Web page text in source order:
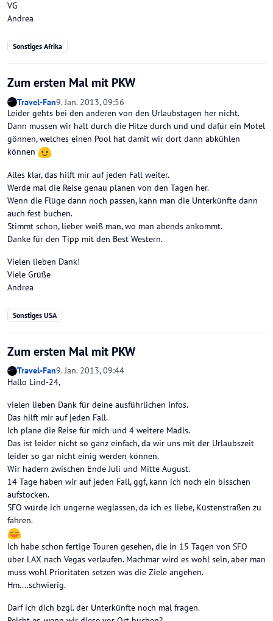
VG
Andrea
Sonstiges Afrika
Zum ersten Mal mit PKW
Travel-Fan9. Jan. 2013, 09:56
Leider gehts bei den anderen von den Urlaubstagen her nicht.
Dann mussen wir halt durch die Hitze durch und und dafür ein Motel
gönnen, welches einen Pool hat damit wir dort dann abkühlen
können
Alles klar, das hilft mir auf jeden Fall weiter.
Werde mal die Reise genau planen von den Tagen her.
Wenn die Flüge dann noch passen, kann man die Unterkünfte dann
auch fest buchen.
Stimmt schon, lieber weiß man, wo man abends ankommt.
Danke für den Tipp mit den Best Western.
Vielen lieben Dank!
Viele Grüße
Andrea
Sonstiges USA
Zum ersten Mal mit PKW
Travel-Fan9. Jan. 2013, 09:44
Hallo Lind-24,
vielen lieben Dank für deine ausführlichen Infos.
Das hilft mir auf jeden Fall.
Ich plane die Reise für mich und 4 weitere Mädls.
Das ist leider nicht so ganz einfach, da wir uns mit der Urlaubszeit
leider so gar nicht einig werden können.
Wir hadern zwischen Ende Juli und Mitte August.
14 Tage haben wir auf jeden Fall, ggf, kann ich noch ein bisschen
aufstocken.
SFO würde ich ungerne weglassen, da ich es liebe, Küstenstraßen zu
fahren.
Ich habe schon fertige Touren gesehen, die in 15 Tagen von SFO
über LAX nach Vegas verlaufen. Machmar wird es wohl sein, aber man
muss wohl Prioritäten setzen was die Ziele angehen.
Hm....schwierig.
Darf ich dich bzgl. der Unterkünfte noch mal fragen.